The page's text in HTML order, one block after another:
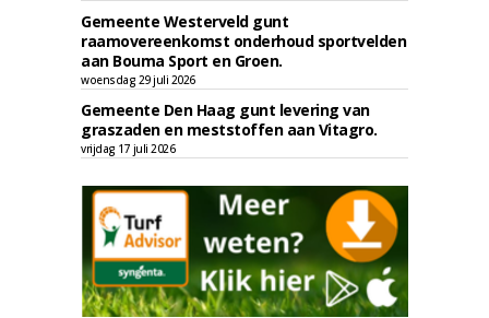
Gemeente Westerveld gunt
raamovereenkomst onderhoud sportvelden
aan Bouma Sport en Groen.
woensdag 29 juli 2026
Gemeente Den Haag gunt levering van
graszaden en meststoffen aan Vitagro.
vrijdag 17 juli 2026